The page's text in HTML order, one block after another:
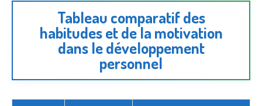
Tableau comparatif des
habitudes et de la motivation
dans le développement
personnel